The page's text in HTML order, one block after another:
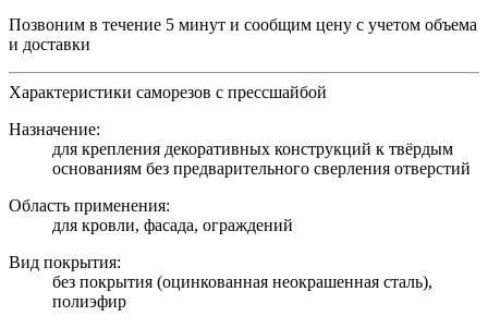
Позвоним в течение 5 минут и сообщим цену с учетом объема
и доставки
Характеристики саморезов с прессшайбой
Назначение:
для крепления декоративных конструкций к твёрдым
основаниям без предварительного сверления отверстий
Область применения:
для кровли, фасада, ограждений
Вид покрытия:
без покрытия (оцинкованная неокрашенная сталь),
полиэфир